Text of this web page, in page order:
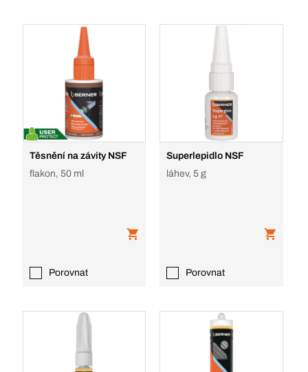
Těsnění na závity NSF
flakon, 50 ml
Porovnat
Superlepidlo NSF
láhev, 5 g
Porovnat